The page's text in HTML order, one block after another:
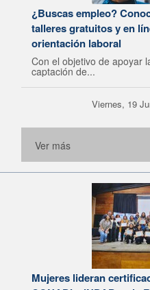
¿Buscas empleo?
talleres gratuitos y en
orientación laboral
Con el objetivo de apoyar
captación de...
Viernes, 19
Ver más
Mujeres lideran